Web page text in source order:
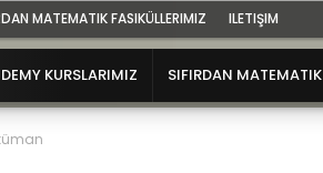
MATEMATIK FASIKÜLLERIMIZ ILETIŞIM
KURSLARIMIZ SIFIRDAN MATEMATIK